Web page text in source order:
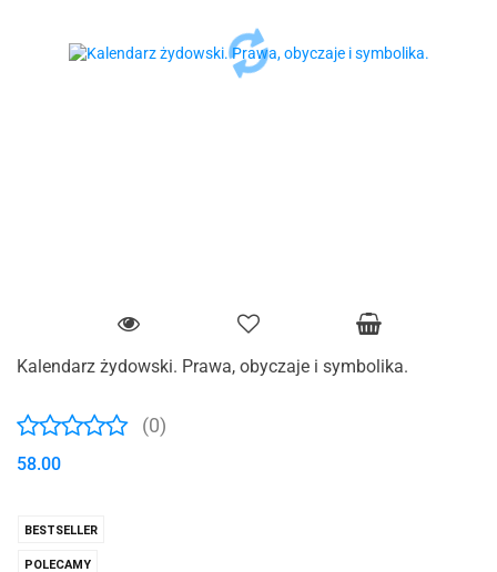
Kalendarz żydowski. Prawa, obyczaje i symbolika.
(0)
58.00
BESTSELLER
POLECAMY